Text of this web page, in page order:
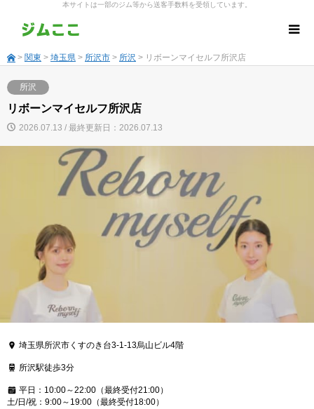
本サイトは一部のジム等から送客手数料を受領しています。
> 関東 > 埼玉県 > 所沢市 > 所沢 > リボーンマイセルフ所沢店
所沢
リボーンマイセルフ所沢店
2026.07.13 / 最終更新日：2026.07.13
埼玉県所沢市くすのき台3-1-13烏山ビル4階
所沢駅徒歩3分
平日：10:00～22:00（最終受付21:00）
土/日/祝：9:00～19:00（最終受付18:00）